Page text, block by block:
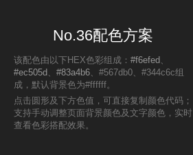
No.36配色方案
该配色由以下HEX色彩组成： #f6efed 、
#ec505d 、 #83a4b6、#567db0、#344c6c组
成，默认背景色为#ffffff。
点击圆形及下方色值，可直接复制颜色代码；
支持手动调整页面背景颜色及文字颜色，实时
查看色彩搭配效果。